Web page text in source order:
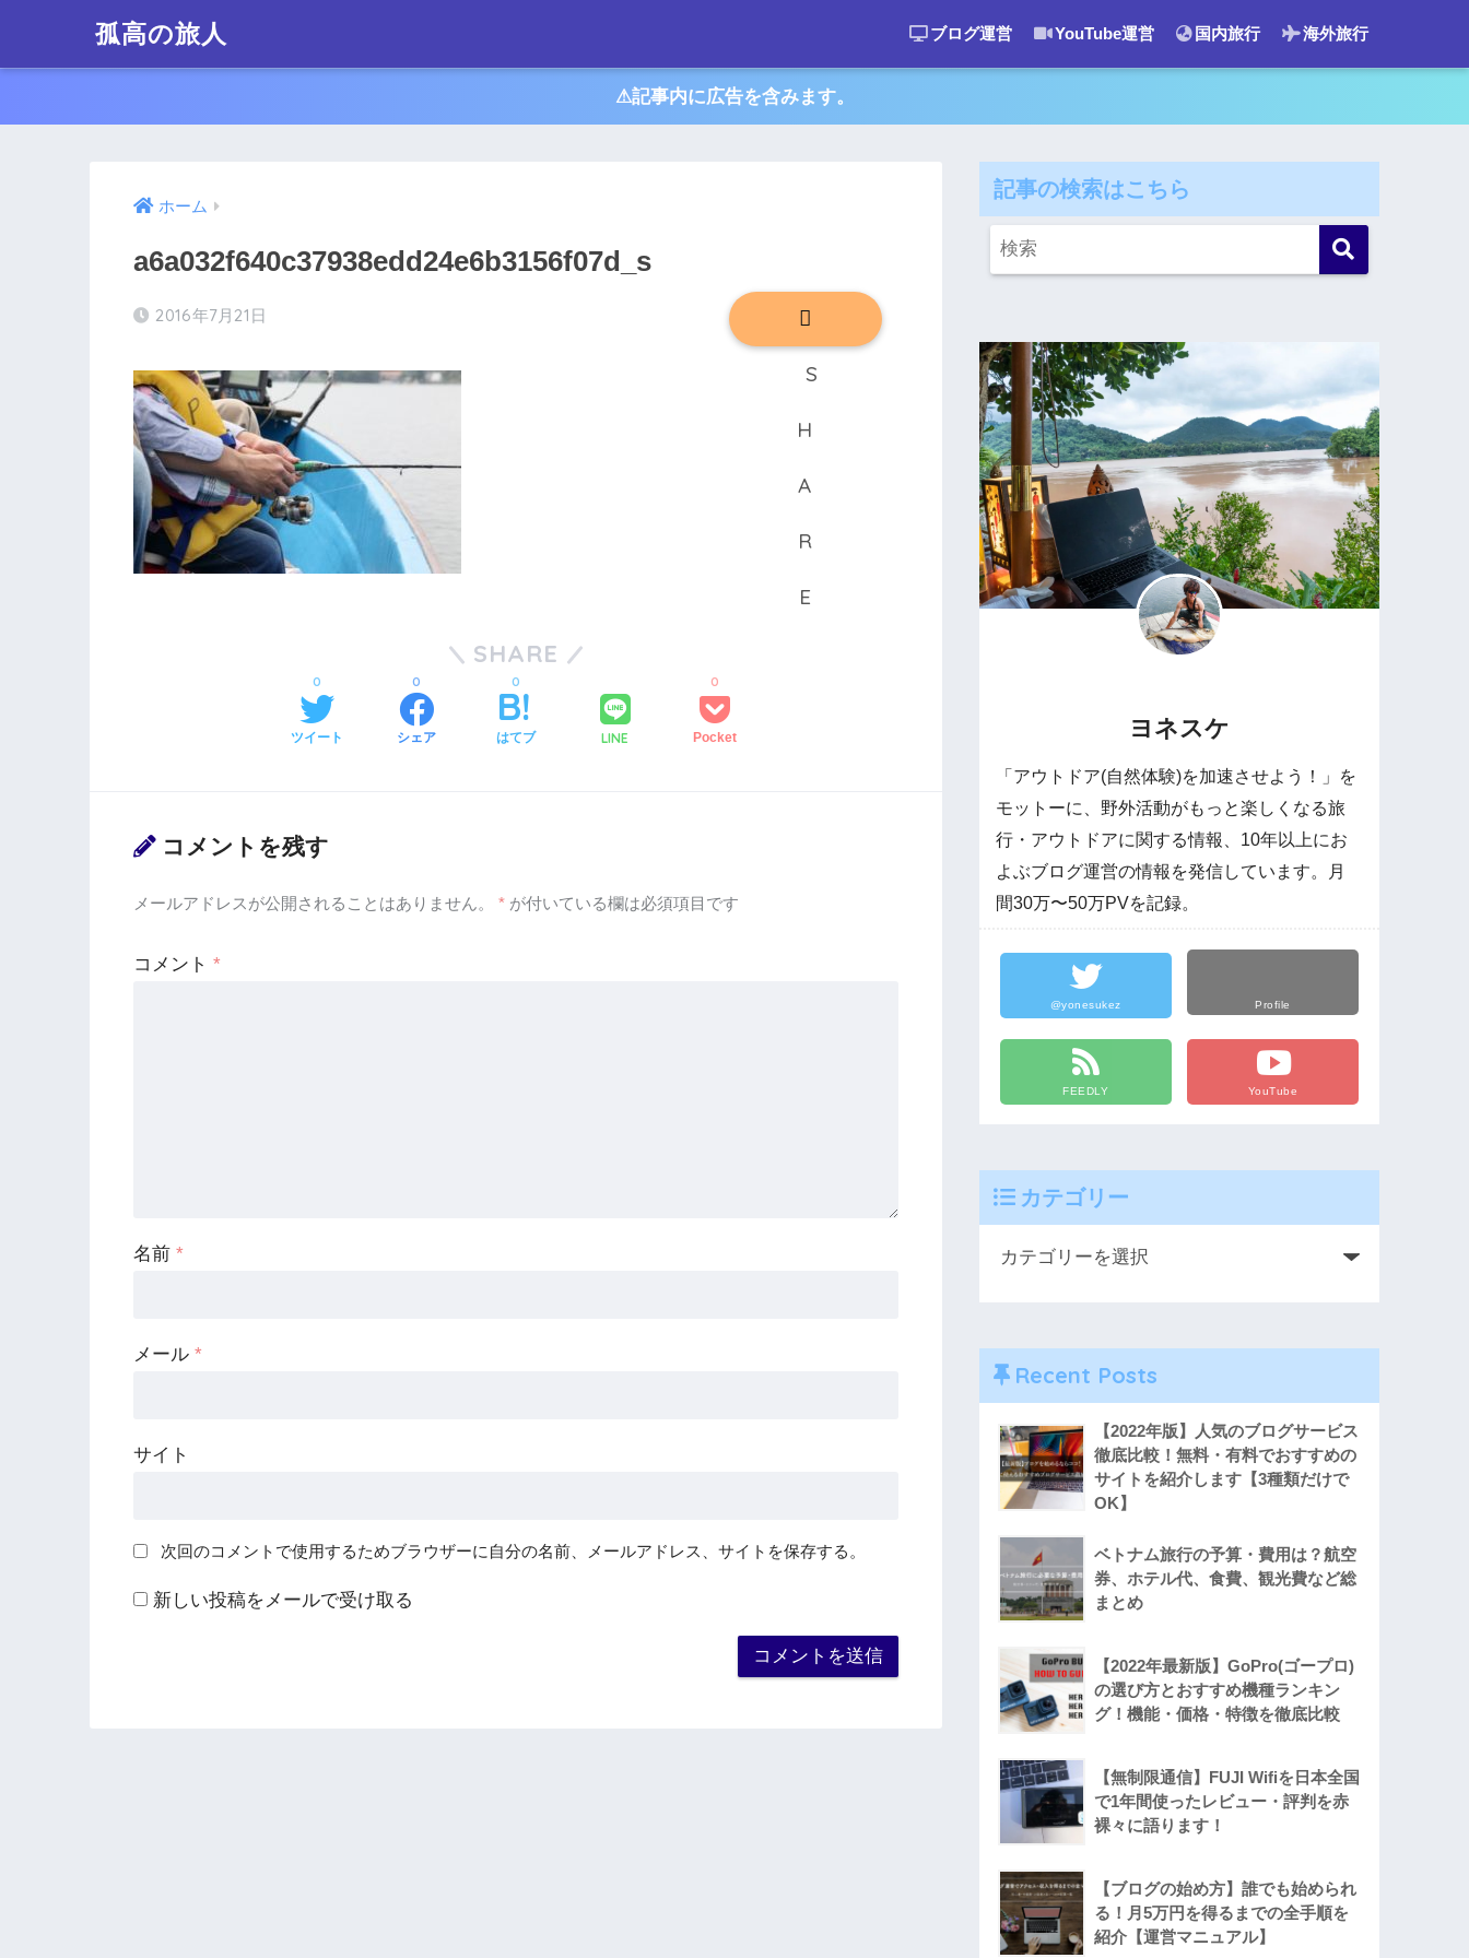
孤高の旅人 ブログ運営 YouTube運営 国内旅行 海外旅行
⚠︎記事内に広告を含みます。
ホーム
a6a032f640c37938edd24e6b3156f07d_s
2016年7月21日
SHARE
ツイート
0
シェア
0
はてブ
0
LINE Pocket
0
コメントを残す
メールアドレスが公開されることはありません。 * が付いている欄は必須項目です
コメント *
名前 *
メール *
サイト
次回のコメントで使用するためブラウザーに自分の名前、メールアドレス、サイトを保存する。
新しい投稿をメールで受け取る
記事の検索はこちら
ヨネスケ
「アウトドア(自然体験)を加速させよう！」を
モットーに、野外活動がもっと楽しくなる旅
行・アウトドアに関する情報、10年以上にお
よぶブログ運営の情報を発信しています。月
間30万〜50万PVを記録。
@yonesukez Profile
FEEDLY YouTube
カテゴリー
Recent Posts
【2022年版】人気のブログサービス
徹底比較！無料・有料でおすすめの
サイトを紹介します【3種類だけで
OK】
ベトナム旅行の予算・費用は？航空
券、ホテル代、食費、観光費など総
まとめ
【2022年最新版】GoPro(ゴープロ)
の選び方とおすすめ機種ランキン
グ！機能・価格・特徴を徹底比較
【無制限通信】FUJI Wifiを日本全国
で1年間使ったレビュー・評判を赤
裸々に語ります！
【ブログの始め方】誰でも始められ
る！月5万円を得るまでの全手順を
紹介【運営マニュアル】